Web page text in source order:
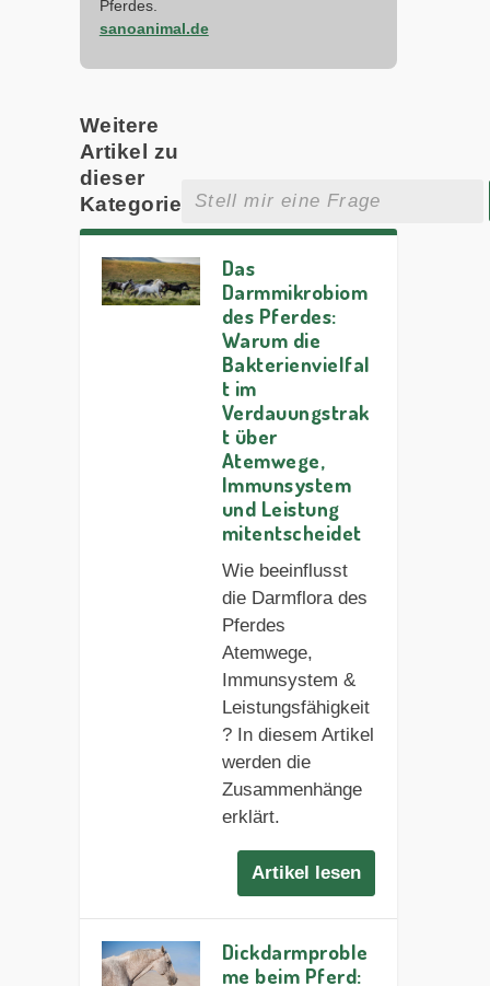
Pferdes.
sanoanimal.de
Weitere
Artikel zu
dieser
Kategorie
Das
Darmmikrobiom
des Pferdes:
Warum die
Bakterienvielfal
t im
Verdauungstrak
t über
Atemwege,
Immunsystem
und Leistung
mitentscheidet
Wie beeinflusst
die Darmflora des
Pferdes
Atemwege,
Immunsystem &
Leistungsfähigkeit
? In diesem Artikel
werden die
Zusammenhänge
erklärt.
Artikel lesen
Dickdarmproble
me beim Pferd: